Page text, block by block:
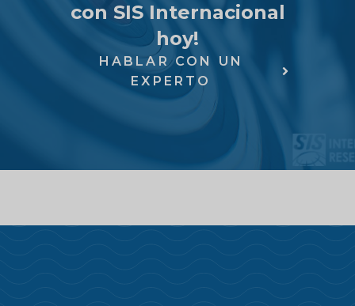
con SIS Internacional
hoy!
HABLAR CON UN
EXPERTO